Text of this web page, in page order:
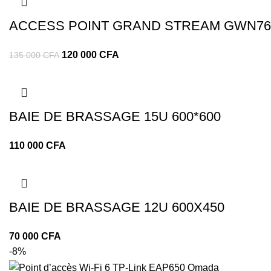
ACCESS POINT GRAND STREAM
135 000CFA 120 000 CFA
BAIE DE BRASSAGE 15U 600*600
CFA
BAIE DE BRASSAGE 12U 600X450
CFA
-8%